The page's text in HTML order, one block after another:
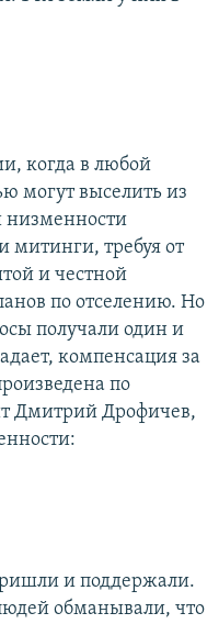
когда в любой
могут выселить из
митинги, требуя от
и честной
по отселению. Но
получали один и
компенсация за
по
Дмитрий Дрофичев,
и поддержали.
обманывали, что